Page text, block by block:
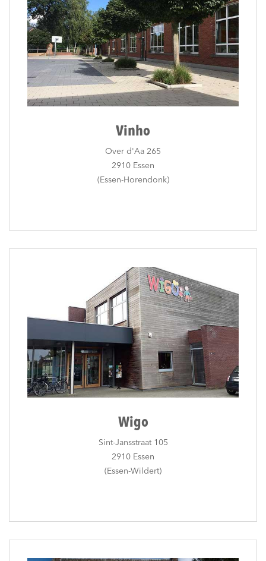
Vinho
Over d'Aa 265
2910 Essen
(Essen-Horendonk)
Wigo
Sint-Jansstraat 105
2910 Essen
(Essen-Wildert)